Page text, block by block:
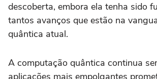
descoberta, embora ela tenha sido
tantos avanços que estão na
quântica atual.
A computação quântica continua
aplicações mais empolgantes